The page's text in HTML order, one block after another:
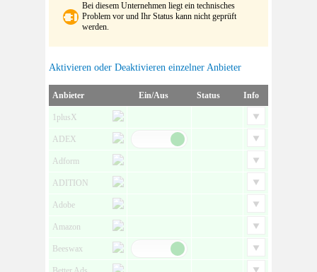
Bei diesem Unternehmen liegt ein technisches
Problem vor und Ihr Status kann nicht geprüft
werden.